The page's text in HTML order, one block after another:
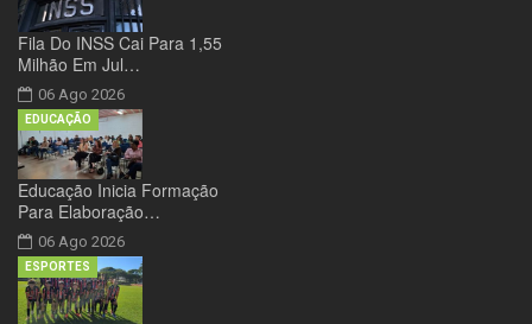
Fila Do INSS Cai Para 1,55
Milhão Em Jul…
06 Ago 2026
Educação Inicia Formação
Para Elaboração…
06 Ago 2026
EDUCAÇÃO
ESPORTES